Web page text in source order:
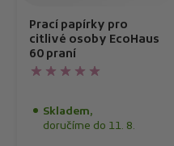
Prací papírky pro
citlivé osoby EcoHaus
60 praní
Skladem,
doručíme do 11. 8.